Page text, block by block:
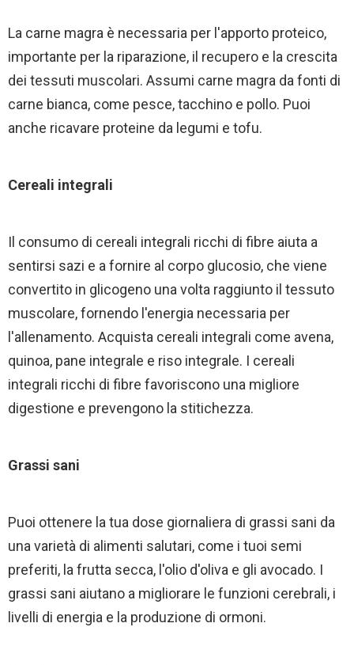
La carne magra è necessaria per l'apporto proteico,
importante per la riparazione, il recupero e la crescita
dei tessuti muscolari. Assumi carne magra da fonti di
carne bianca, come pesce, tacchino e pollo. Puoi
anche ricavare proteine da legumi e tofu.
Cereali integrali
Il consumo di cereali integrali ricchi di fibre aiuta a
sentirsi sazi e a fornire al corpo glucosio, che viene
convertito in glicogeno una volta raggiunto il tessuto
muscolare, fornendo l'energia necessaria per
l'allenamento. Acquista cereali integrali come avena,
quinoa, pane integrale e riso integrale. I cereali
integrali ricchi di fibre favoriscono una migliore
digestione e prevengono la stitichezza.
Grassi sani
Puoi ottenere la tua dose giornaliera di grassi sani da
una varietà di alimenti salutari, come i tuoi semi
preferiti, la frutta secca, l'olio d'oliva e gli avocado. I
grassi sani aiutano a migliorare le funzioni cerebrali, i
livelli di energia e la produzione di ormoni.